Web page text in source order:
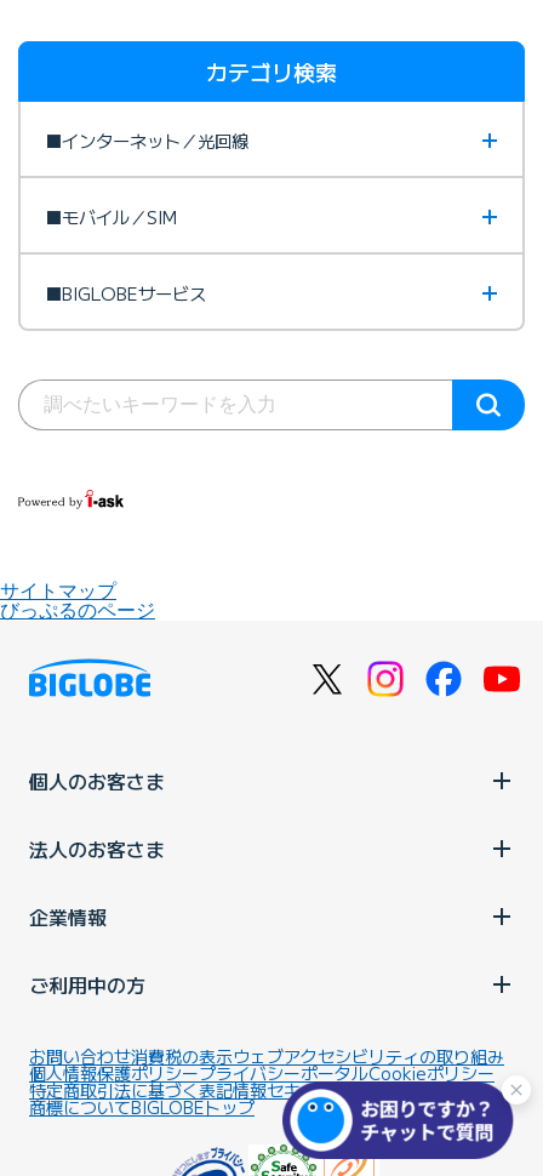
カテゴリ検索
■インターネット／光回線
■モバイル／SIM
■BIGLOBEサービス
サイトマップ
びっぷるのページ
個人のお客さま
法人のお客さま
企業情報
ご利用中の方
お問い合わせ消費税の表示ウェブアクセシビリティの取り組み
個人情報保護ポリシープライバシーポータルCookieポリシー
特定商取引法に基づく表記情報セキュリティ基本方針
商標についてBIGLOBEトップ